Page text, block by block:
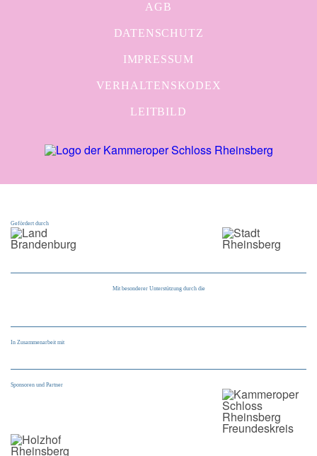
AGB
DATENSCHUTZ
IMPRESSUM
VERHALTENSKODEX
LEITBILD
Gefördert durch
Mit besonderer Unterstützung durch die
In Zusammenarbeit mit
Sponsoren und Partner